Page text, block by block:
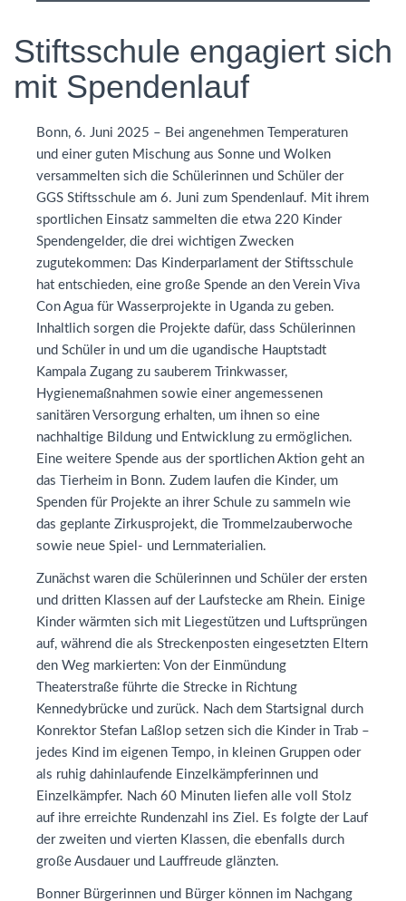
Stiftsschule engagiert sich
mit Spendenlauf
Bonn, 6. Juni 2025 – Bei angenehmen Temperaturen
und einer guten Mischung aus Sonne und Wolken
versammelten sich die Schülerinnen und Schüler der
GGS Stiftsschule am 6. Juni zum Spendenlauf. Mit ihrem
sportlichen Einsatz sammelten die etwa 220 Kinder
Spendengelder, die drei wichtigen Zwecken
zugutekommen: Das Kinderparlament der Stiftsschule
hat entschieden, eine große Spende an den Verein Viva
Con Agua für Wasserprojekte in Uganda zu geben.
Inhaltlich sorgen die Projekte dafür, dass Schülerinnen
und Schüler in und um die ugandische Hauptstadt
Kampala Zugang zu sauberem Trinkwasser,
Hygienemaßnahmen sowie einer angemessenen
sanitären Versorgung erhalten, um ihnen so eine
nachhaltige Bildung und Entwicklung zu ermöglichen.
Eine weitere Spende aus der sportlichen Aktion geht an
das Tierheim in Bonn. Zudem laufen die Kinder, um
Spenden für Projekte an ihrer Schule zu sammeln wie
das geplante Zirkusprojekt, die Trommelzauberwoche
sowie neue Spiel- und Lernmaterialien.
Zunächst waren die Schülerinnen und Schüler der ersten
und dritten Klassen auf der Laufstecke am Rhein. Einige
Kinder wärmten sich mit Liegestützen und Luftsprüngen
auf, während die als Streckenposten eingesetzten Eltern
den Weg markierten: Von der Einmündung
Theaterstraße führte die Strecke in Richtung
Kennedybrücke und zurück. Nach dem Startsignal durch
Konrektor Stefan Laßlop setzen sich die Kinder in Trab –
jedes Kind im eigenen Tempo, in kleinen Gruppen oder
als ruhig dahinlaufende Einzelkämpferinnen und
Einzelkämpfer. Nach 60 Minuten liefen alle voll Stolz
auf ihre erreichte Rundenzahl ins Ziel. Es folgte der Lauf
der zweiten und vierten Klassen, die ebenfalls durch
große Ausdauer und Lauffreude glänzten.
Bonner Bürgerinnen und Bürger können im Nachgang